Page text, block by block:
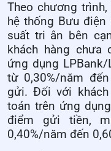
Theo chương trình,
hệ thống Bưu
suất tri ân bên
khách hàng chưa
ứng dụng
từ 0,30%/năm
gửi. Đối với khách
toán trên ứng
điểm gửi tiền,
0,40%/năm đến